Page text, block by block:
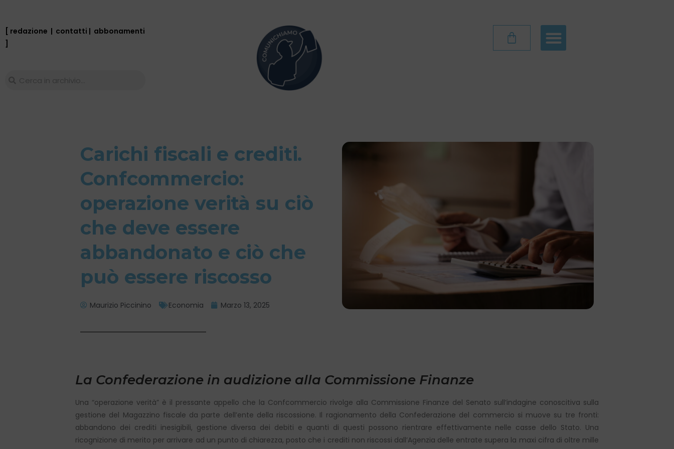
[ redazione | contatti | abbonamenti
]
Carichi fiscali e crediti.
Confcommercio:
operazione verità su ciò
che deve essere
abbandonato e ciò che
può essere riscosso
Maurizio Piccinino Economia Marzo 13, 2025
La Confederazione in audizione alla Commissione Finanze
Una “operazione verità” è il pressante appello che la Confcommercio rivolge alla Commissione Finanze del Senato sull’indagine conoscitiva sulla
gestione del Magazzino fiscale da parte dell’ente della riscossione. Il ragionamento della Confederazione del commercio si muove su tre fronti:
abbandono dei crediti inesigibili, gestione diversa dei debiti e quanti di questi possono rientrare effettivamente nelle casse dello Stato. Una
ricognizione di merito per arrivare ad un punto di chiarezza, posto che i crediti non riscossi dall’Agenzia delle entrate supera la maxi cifra di oltre mille